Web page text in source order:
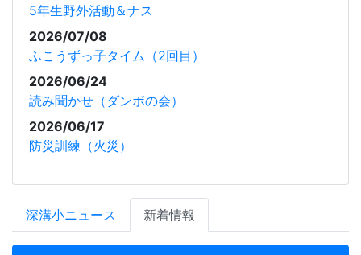
5年生野外活動＆ナス
2026/07/08
ふこうずっ子タイム（2回目）
2026/06/24
読み聞かせ（ダンボの会）
2026/06/17
防災訓練（火災）
深溝小ニュース 新着情報